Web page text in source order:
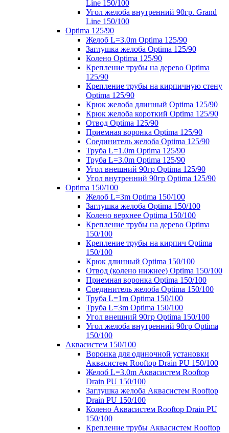
Line 150/100
Угол желоба внутренний 90гр. Grand
Line 150/100
Optima 125/90
Желоб L=3.0m Optima 125/90
Заглушка желоба Optima 125/90
Колено Optima 125/90
Крепление трубы на дерево Optima
125/90
Крепление трубы на кирпичную стену
Optima 125/90
Крюк желоба длинный Optima 125/90
Крюк желоба короткий Optima 125/90
Отвод Optima 125/90
Приемная воронка Optima 125/90
Соединитель желоба Optima 125/90
Труба L=1.0m Optima 125/90
Труба L=3.0m Optima 125/90
Угол внешний 90гр Optima 125/90
Угол внутренний 90гр Optima 125/90
Optima 150/100
Желоб L=3m Optima 150/100
Заглушка желоба Optima 150/100
Колено верхнее Optima 150/100
Крепление трубы на дерево Optima
150/100
Крепление трубы на кирпич Optima
150/100
Крюк длинный Optima 150/100
Отвод (колено нижнее) Optima 150/100
Приемная воронка Optima 150/100
Соединитель желоба Optima 150/100
Труба L=1m Optima 150/100
Труба L=3m Optima 150/100
Угол внешний 90гр Optima 150/100
Угол желоба внутренний 90гр Optima
150/100
Аквасистем 150/100
Воронка для одиночной установки
Аквасистем Rooftop Drain PU 150/100
Желоб L=3.0m Аквасистем Rooftop
Drain PU 150/100
Заглушка желоба Аквасистем Rooftop
Drain PU 150/100
Колено Аквасистем Rooftop Drain PU
150/100
Крепление трубы Аквасистем Rooftop